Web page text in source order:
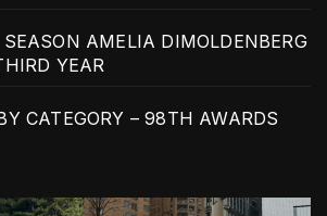
AMELIA DIMOLDENBERG
YEAR
CATEGORY – 98TH AWARDS